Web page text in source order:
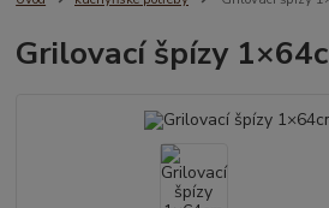
Grilovací špízy